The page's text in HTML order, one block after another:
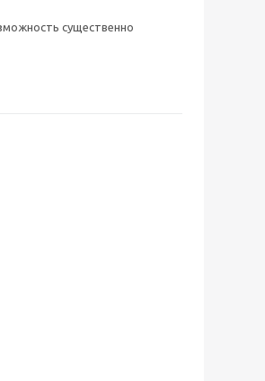
существенно